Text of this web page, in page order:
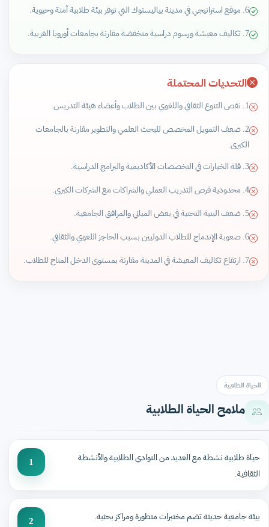
6. موقع استراتيجي في مدينة بياليستوك التي توفر بيئة طلابية آمنة وحيوية.
7. تكاليف معيشة ورسوم دراسية منخفضة مقارنة بجامعات أوروبا الغربية.
التحديات المحتملة
1. نقص التنوع الثقافي واللغوي بين الطلاب وأعضاء هيئة التدريس.
2. ضعف التمويل المخصص للبحث العلمي والتطوير مقارنة بالجامعات
الكبرى.
3. قلة الخيارات في التخصصات الأكاديمية والبرامج الدراسية.
4. محدودية فرص التدريب العملي والشراكات مع الشركات الكبرى.
5. ضعف البنية التحتية في بعض المباني والمرافق الجامعية.
6. صعوبة الإندماج للطلاب الدوليين بسبب الحاجز اللغوي والثقافي.
7. ارتفاع تكاليف المعيشة في المدينة مقارنة بمستوى الدخل المتاح للطلاب.
الحياة الطلابية
ملامح الحياة الطلابية
حياة طلابية نشطة مع العديد من النوادي الطلابية والأنشطة
الثقافية.
1
بيئة جامعية حديثة تضم مختبرات متطورة ومراكز بحثية. 2